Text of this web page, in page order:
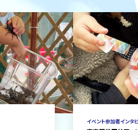
イベント参加者インタ